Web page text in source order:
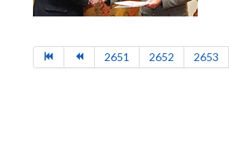
2651 2652 2653